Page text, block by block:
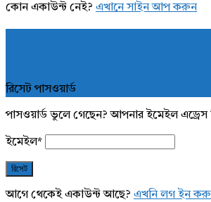
কোন একাউন্ট নেই? এখানে সাইন আপ করুন
রিসেট পাসওয়ার্ড
পাসওয়ার্ড ভুলে গেছেন? আপনার ইমেইল এড্রেস
ইমেইল*
আগে থেকেই একাউন্ট আছে? এখনি লগ ইন